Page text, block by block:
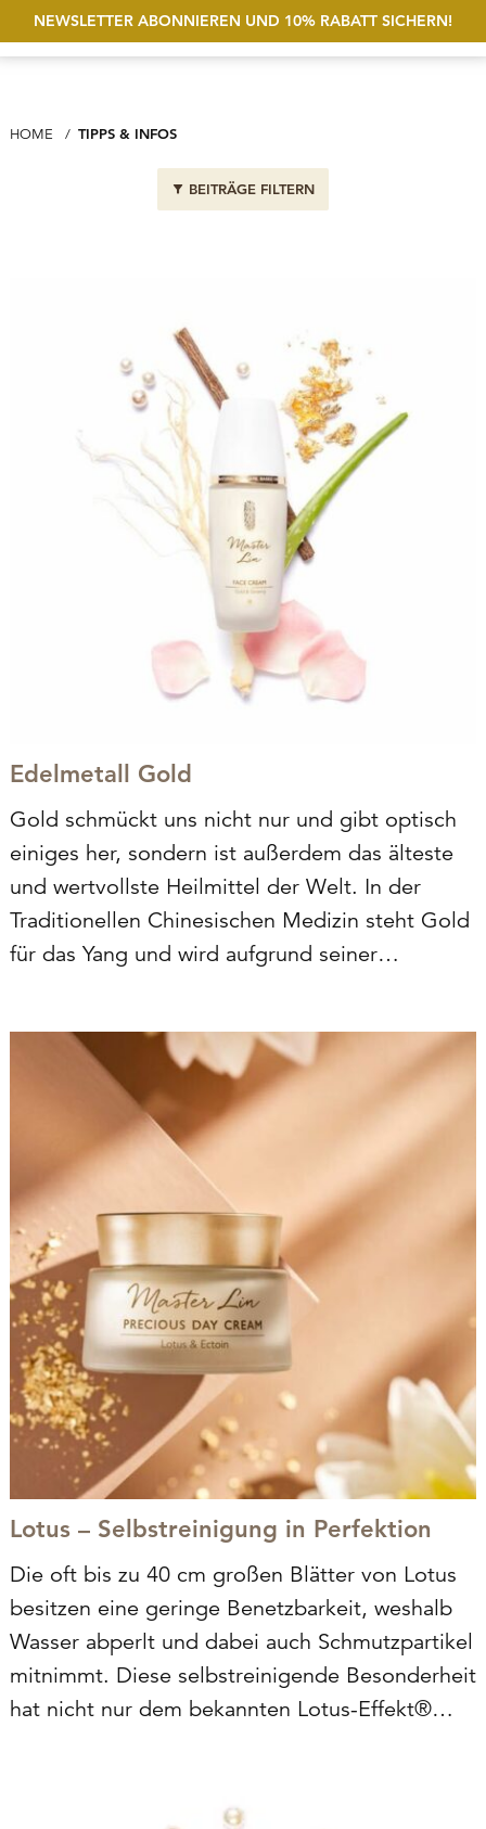
NEWSLETTER ABONNIEREN UND 10% RABATT SICHERN!
Suche
Account
Wunschliste
HOME AKTUELL: TIPPS & INFOS
TIPPS & INFOS
Tipps & Infos
BEITRÄGE FILTERN
Edelmetall Gold
Gold schmückt uns nicht nur und gibt optisch
einiges her, sondern ist außerdem das älteste
und wertvollste Heilmittel der Welt. In der
Traditionellen Chinesischen Medizin steht Gold
für das Yang und wird aufgrund seiner
antioxidativ, entzündungshemmend, stärkend
und ausgleichend. Feingold…
Lotus – Selbstreinigung in Perfektion
Die oft bis zu 40 cm großen Blätter von Lotus
besitzen eine geringe Benetzbarkeit, weshalb
Wasser abperlt und dabei auch Schmutzpartikel
mitnimmt. Diese selbstreinigende Besonderheit
hat nicht nur dem bekannten Lotus-Effekt®
an Mineralstoffen, Aminosäuren,